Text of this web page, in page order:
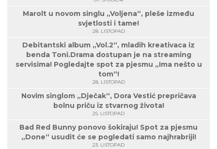
Marolt u novom singlu „Voljena“, pleše između
svjetlosti i tame!
28. LISTOPAD
Debitantski album „Vol.2“, mladih kreativaca iz
benda Toni.Drama dostupan je na streaming
servisima! Pogledajte spot za pjesmu „Ima nešto u
tom“!
28. LISTOPAD
Novim singlom „Dječak“, Dora Vestić prepričava
bolnu priču iz stvarnog života!
25. LISTOPAD
Bad Red Bunny ponovo šokiraju! Spot za pjesmu
„Done“ usudit će se pogledati samo najhrabriji!
23. LISTOPAD